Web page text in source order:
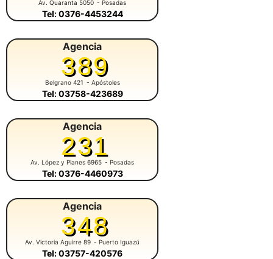
Av. Quaranta 5050 - Posadas
Tel: 0376-4453244
Agencia
389
Belgrano 421 - Apóstoles
Tel: 03758-423689
Agencia
231
Av. López y Planes 6965 - Posadas
Tel: 0376-4460973
Agencia
348
Av. Victoria Aguirre 89 - Puerto Iguazú
Tel: 03757-420576